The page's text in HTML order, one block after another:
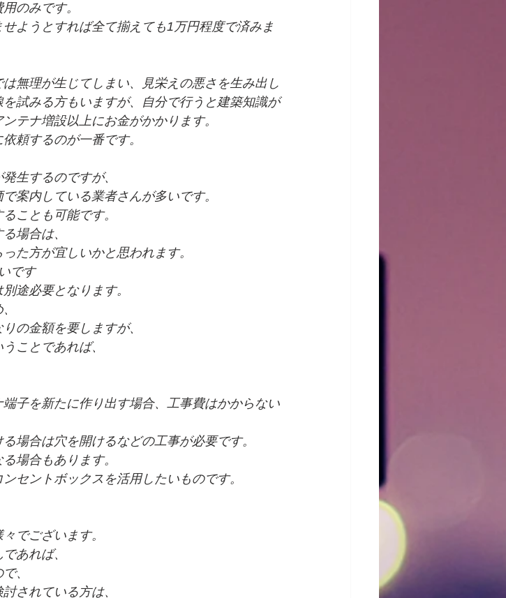
のみです。
ようとすれば全て揃えても1万円程度で済みま
無理が生じてしまい、見栄えの悪さを生み出し
試みる方もいますが、自分で行うと建築知識が
テナ増設以上にお金がかかります。
頼するのが一番です。
生するのですが、
案内している業者さんが多いです。
ことも可能です。
場合は、
た方が宜しいかと思われます。
です
途必要となります。
の金額を要しますが、
ことであれば、
子を新たに作り出す場合、工事費はかからない
場合は穴を開けるなどの工事が必要です。
場合もあります。
セントボックスを活用したいものです。
でございます。
あれば、
、
されている方は、